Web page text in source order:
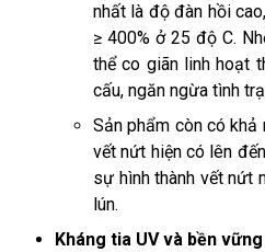
nhất là độ đàn hồi
≥ 400% ở 25 độ C.
thể co giãn linh hoạt
cấu, ngăn ngừa tình
Sản phẩm còn có khả
vết nứt hiện có lên
sự hình thành vết nứt
lún.
Kháng tia UV và bền